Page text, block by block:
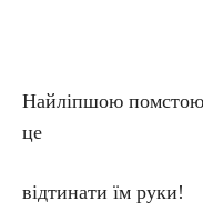
Найліпшою
це
відтинати їм руки!